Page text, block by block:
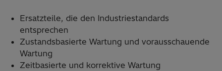
Ersatzteile, die den Industriestandards
entsprechen
Zustandsbasierte Wartung und vorausschauende
Wartung
Zeitbasierte und korrektive Wartung